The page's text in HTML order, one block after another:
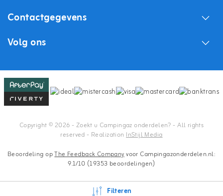
Contactgegevens
Volg ons
Copyright © 2026 - Zoekt u Campingaz onderdelen? - All rights
reserved - RealizationInStijl Media
Filteren
Beoordeling opThe Feedback Companyvoor Campingazonderdelen.nl:
9.1/10 (19353 beoordelingen)